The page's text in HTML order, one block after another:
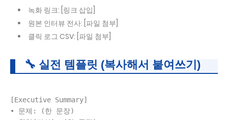
녹화 링크: [링크 삽입]
원본 인터뷰 전사: [파일 첨부]
클릭 로그 CSV: [파일 첨부]
🔧 실전 템플릿 (복사해서 붙여쓰기)
[Executive Summary]
• 문제: (한 문장)